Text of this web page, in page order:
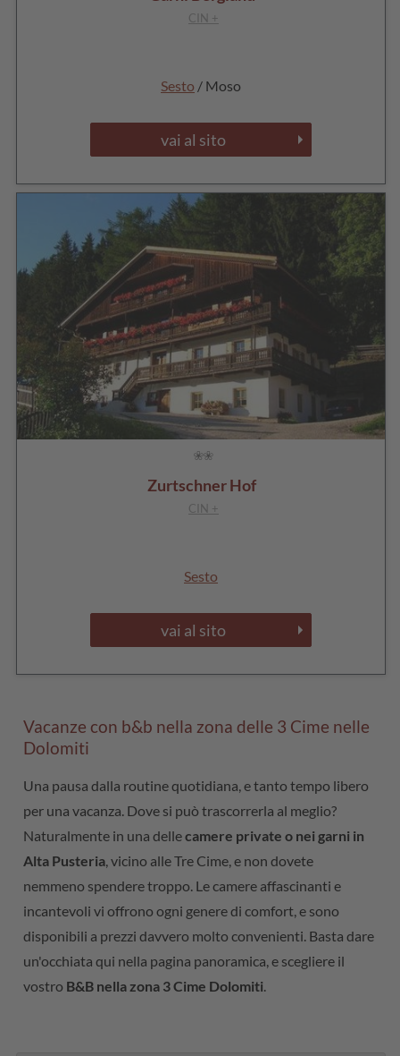
CIN +
Sesto / Moso
vai al sito
Zurtschner Hof
CIN +
Sesto
vai al sito
Vacanze con b&b nella zona delle 3 Cime nelle
Dolomiti
Una pausa dalla routine quotidiana, e tanto tempo libero
per una vacanza. Dove si può trascorrerla al meglio?
Naturalmente in una dellecamere private o nei garni in
Alta Pusteria , vicino alle Tre Cime, e non dovete
nemmeno spendere troppo. Le camere affascinanti e
incantevoli vi offrono ogni genere di comfort, e sono
disponibili a prezzi davvero molto convenienti. Basta dare
un'occhiata qui nella pagina panoramica, e scegliere il
vostro B&B nella zona 3 Cime Dolomiti